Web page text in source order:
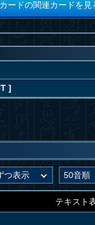
ードの関連カードを見
]
テキスト